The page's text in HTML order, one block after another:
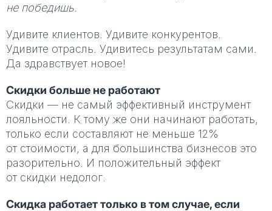
не победишь.
Удивите клиентов. Удивите конкурентов.
Удивите отрасль. Удивитесь результатам сами.
Да здравствует новое!
Скидки больше не работают
Скидки — не самый эффективный инструмент
лояльности. К тому же они начинают работать,
только если составляют не меньше 12%
от стоимости, а для большинства бизнесов это
разорительно. И положительный эффект
от скидки недолог.
Скидка работает только в том случае, если